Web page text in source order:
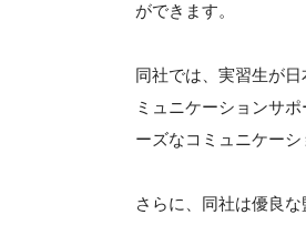
ができます。
同社では、実習生が
ミュニケーションサ
ーズなコミュニケー
さらに、同社は優良